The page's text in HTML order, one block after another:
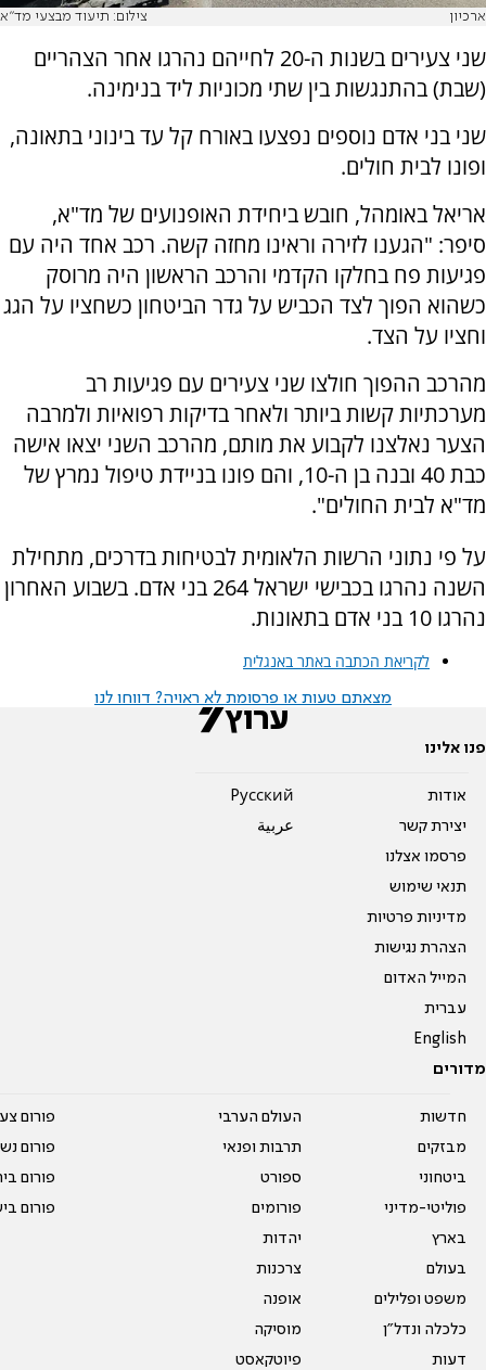
ארכיון צילום: תיעוד מבצעי מד"א
שני צעירים בשנות ה-20 לחייהם נהרגו אחר הצהריים
(שבת) בהתנגשות בין שתי מכוניות ליד בנימינה.
שני בני אדם נוספים נפצעו באורח קל עד בינוני בתאונה,
ופונו לבית חולים.
אריאל באומהל, חובש ביחידת האופנועים של מד"א,
סיפר: "הגענו לזירה וראינו מחזה קשה. רכב אחד היה עם
פגיעות פח בחלקו הקדמי והרכב הראשון היה מרוסק
כשהוא הפוך לצד הכביש על גדר הביטחון כשחציו על הגג
וחציו על הצד.
מהרכב ההפוך חולצו שני צעירים עם פגיעות רב
מערכתיות קשות ביותר ולאחר בדיקות רפואיות ולמרבה
הצער נאלצנו לקבוע את מותם, מהרכב השני יצאו אישה
כבת 40 ובנה בן ה-10, והם פונו בניידת טיפול נמרץ של
מד"א לבית החולים".
על פי נתוני הרשות הלאומית לבטיחות בדרכים, מתחילת
השנה נהרגו בכבישי ישראל 264 בני אדם. בשבוע האחרון
נהרגו 10 בני אדם בתאונות.
לקריאת הכתבה באתר באנגלית
מצאתם טעות או פרסומת לא ראויה? דווחו לנו
פנו אלינו
אודות
יצירת קשר
פרסמו אצלנו
תנאי שימוש
מדיניות פרטיות
הצהרת נגישות
המייל האדום
עברית
English
Pусский
عربية
מדורים
חדשות
מבזקים
ביטחוני
פוליטי-מדיני
בארץ
בעולם
משפט ופלילים
כלכלה ונדל"ן
דעות
העולם הערבי
תרבות ופנאי
ספורט
פורומים
יהדות
צרכנות
אופנה
מוסיקה
פיוטקאסט
פורום
פורום
פורום
פורום